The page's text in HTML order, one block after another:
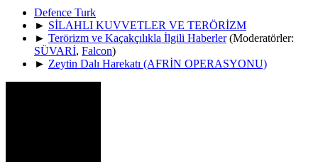
Defence Turk
► SİLAHLI KUVVETLER VE TERÖRİZM
► Terörizm ve Kaçakçılıkla İlgili Haberler (Moderatörler:
SÜVARİ, Falcon)
► Zeytin Dalı Harekatı (AFRİN OPERASYONU)